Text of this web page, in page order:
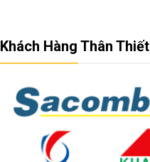
Khách Hàng Thân Thiết